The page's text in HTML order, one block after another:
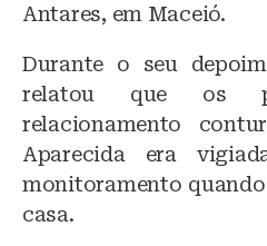
Antares, em Maceió.
Durante o seu
relatou que os
relacionamento
Aparecida era
monitoramento
casa.